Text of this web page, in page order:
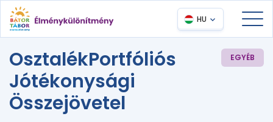
HU
OsztalékPortfóliós
Jótékonysági
Összejövetel
EGYÉB